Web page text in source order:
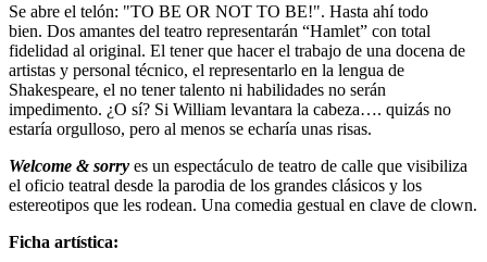
Se abre el telón: "TO BE OR NOT TO BE!". Hasta ahí todo
bien. Dos amantes del teatro representarán “Hamlet” con total
fidelidad al original. El tener que hacer el trabajo de una docena de
artistas y personal técnico, el representarlo en la lengua de
Shakespeare, el no tener talento ni habilidades no serán
impedimento. ¿O sí? Si William levantara la cabeza…. quizás no
estaría orgulloso, pero al menos se echaría unas risas.
Welcome & sorry es un espectáculo de teatro de calle que visibiliza
el oficio teatral desde la parodia de los grandes clásicos y los
estereotipos que les rodean. Una comedia gestual en clave de clown.
Ficha artística: